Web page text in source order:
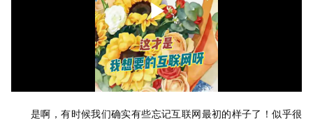
是啊，有时候我们确实有些忘记互联网最初的样子了！似乎很